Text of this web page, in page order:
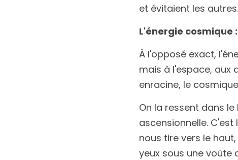
et évitaient les autres.
L'énergie cosmique
À l'opposé exact,
mais à l'espace, aux
enracine, le
On la ressent dans
ascensionnelle.
nous tire vers le
yeux sous une voûte